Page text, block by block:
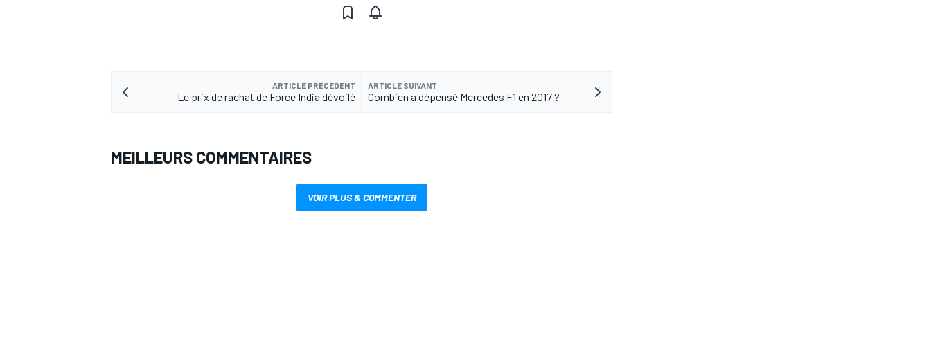
ARTICLE PRÉCÉDENT
Le prix de rachat de Force India dévoilé
ARTICLE SUIVANT
Combien a dépensé Mercedes F1 en 2017 ?
MEILLEURS COMMENTAIRES
VOIR PLUS & COMMENTER